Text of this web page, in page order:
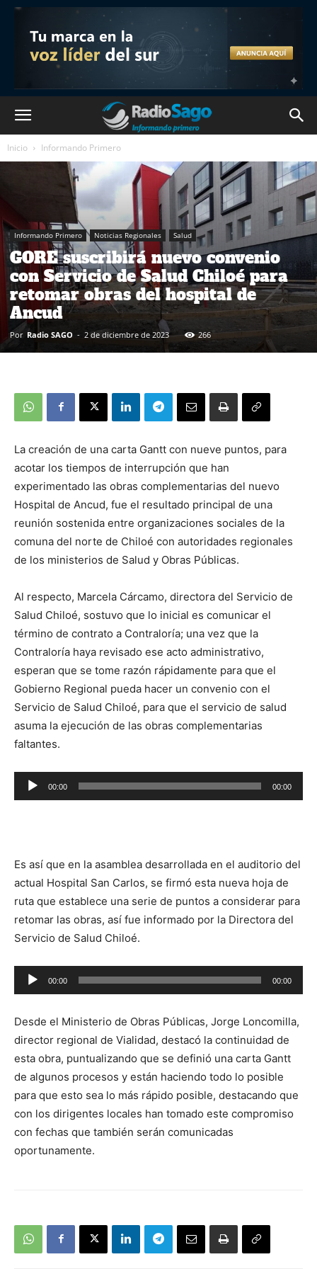
Inicio Informando Primero
Informando Primero Noticias Regionales Salud
GORE suscribirá nuevo convenio
con Servicio de Salud Chiloé para
retomar obras del hospital de
Ancud
Por Radio SAGO - 2 de diciembre de 2023 266
La creación de una carta Gantt con nueve puntos, para
acotar los tiempos de interrupción que han
experimentado las obras complementarias del nuevo
Hospital de Ancud, fue el resultado principal de una
reunión sostenida entre organizaciones sociales de la
comuna del norte de Chiloé con autoridades regionales
de los ministerios de Salud y Obras Públicas.
Al respecto, Marcela Cárcamo, directora del Servicio de
Salud Chiloé, sostuvo que lo inicial es comunicar el
término de contrato a Contraloría; una vez que la
Contraloría haya revisado ese acto administrativo,
esperan que se tome razón rápidamente para que el
Gobierno Regional pueda hacer un convenio con el
Servicio de Salud Chiloé, para que el servicio de salud
asuma la ejecución de las obras complementarias
faltantes.
Reproductor
de
00:00 00:00
Es así que en la asamblea desarrollada en el auditorio del
actual Hospital San Carlos, se firmó esta nueva hoja de
ruta que establece una serie de puntos a considerar para
retomar las obras, así fue informado por la Directora del
Servicio de Salud Chiloé.
Reproductor
de
00:00 00:00
Desde el Ministerio de Obras Públicas, Jorge Loncomilla,
director regional de Vialidad, destacó la continuidad de
esta obra, puntualizando que se definió una carta Gantt
de algunos procesos y están haciendo todo lo posible
para que esto sea lo más rápido posible, destacando que
con los dirigentes locales han tomado este compromiso
con fechas que también serán comunicadas
oportunamente.